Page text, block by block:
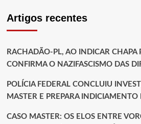
Artigos recentes
RACHADÃO-PL, AO INDICAR CHAPA
CONFIRMA O NAZIFASCISMO DAS
POLÍCIA FEDERAL CONCLUIU
MASTER E PREPARA INDICIAMENTO
CASO MASTER: OS ELOS ENTRE